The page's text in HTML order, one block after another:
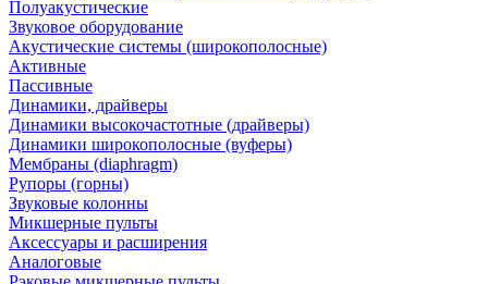
Полуакустические
Звуковое оборудование
Акустические системы (широкополосные)
Активные
Пассивные
Динамики, драйверы
Динамики высокочастотные (драйверы)
Динамики широкополосные (вуферы)
Мембраны (diaphragm)
Рупоры (горны)
Звуковые колонны
Микшерные пульты
Аксессуары и расширения
Аналоговые